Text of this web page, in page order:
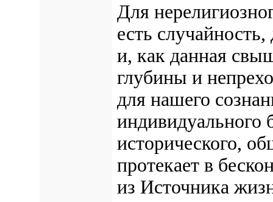
Для
есть
и, как данная
глубины и
для нашего
индивидуального
исторического,
протекает в
из Источника